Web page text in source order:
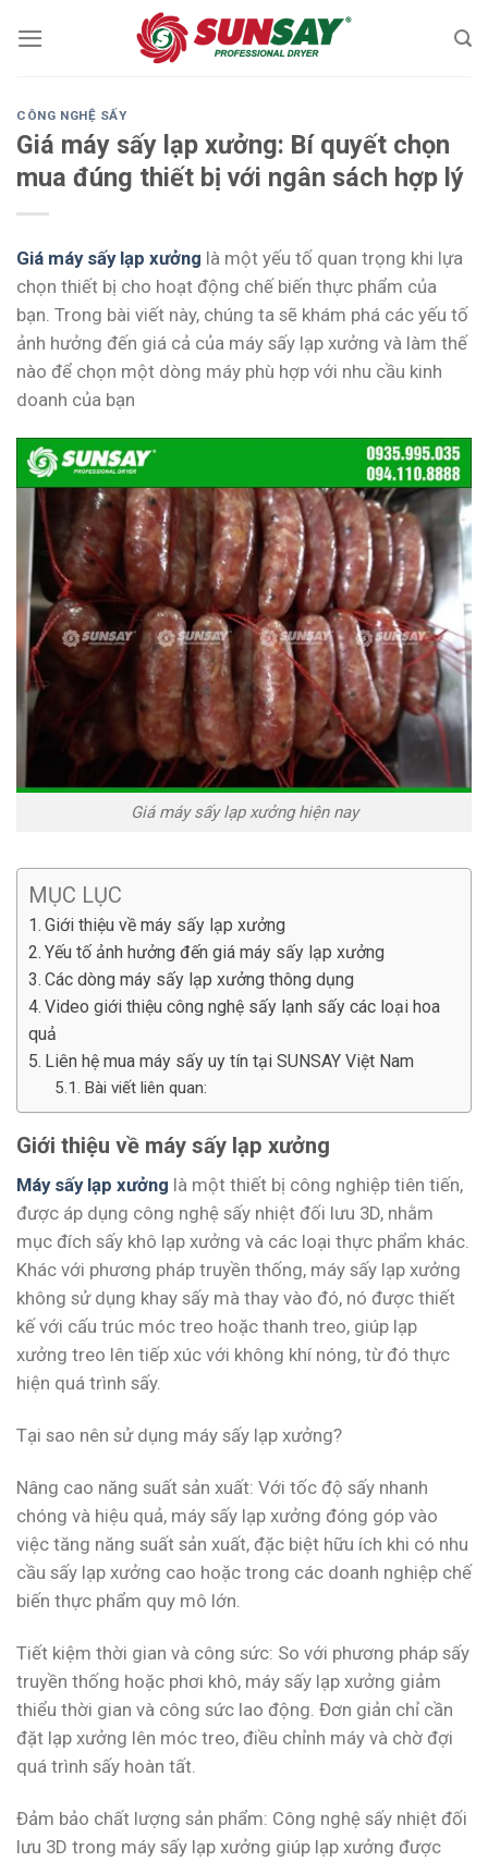
CÔNG NGHỆ SẤY
Giá máy sấy lạp xưởng: Bí quyết chọn
mua đúng thiết bị với ngân sách hợp lý
Giá máy sấy lạp xưởng là một yếu tố quan trọng khi lựa
chọn thiết bị cho hoạt động chế biến thực phẩm của
bạn. Trong bài viết này, chúng ta sẽ khám phá các yếu tố
ảnh hưởng đến giá cả của máy sấy lạp xưởng và làm thế
nào để chọn một dòng máy phù hợp với nhu cầu kinh
doanh của bạn
Giá máy sấy lạp xưởng hiện nay
MỤC LỤC
Giới thiệu về máy sấy lạp xưởng
Yếu tố ảnh hưởng đến giá máy sấy lạp xưởng
Các dòng máy sấy lạp xưởng thông dụng
Video giới thiệu công nghệ sấy lạnh sấy các loại hoa
quả
Liên hệ mua máy sấy uy tín tại SUNSAY Việt Nam
Bài viết liên quan:
Giới thiệu về máy sấy lạp xưởng
Máy sấy lạp xưởng là một thiết bị công nghiệp tiên tiến,
được áp dụng công nghệ sấy nhiệt đối lưu 3D, nhằm
mục đích sấy khô lạp xưởng và các loại thực phẩm khác.
Khác với phương pháp truyền thống, máy sấy lạp xưởng
không sử dụng khay sấy mà thay vào đó, nó được thiết
kế với cấu trúc móc treo hoặc thanh treo, giúp lạp
xưởng treo lên tiếp xúc với không khí nóng, từ đó thực
hiện quá trình sấy.
Tại sao nên sử dụng máy sấy lạp xưởng?
Nâng cao năng suất sản xuất: Với tốc độ sấy nhanh
chóng và hiệu quả, máy sấy lạp xưởng đóng góp vào
việc tăng năng suất sản xuất, đặc biệt hữu ích khi có nhu
cầu sấy lạp xưởng cao hoặc trong các doanh nghiệp chế
biến thực phẩm quy mô lớn.
Tiết kiệm thời gian và công sức: So với phương pháp sấy
truyền thống hoặc phơi khô, máy sấy lạp xưởng giảm
thiểu thời gian và công sức lao động. Đơn giản chỉ cần
đặt lạp xưởng lên móc treo, điều chỉnh máy và chờ đợi
quá trình sấy hoàn tất.
Đảm bảo chất lượng sản phẩm: Công nghệ sấy nhiệt đối
lưu 3D trong máy sấy lạp xưởng giúp lạp xưởng được